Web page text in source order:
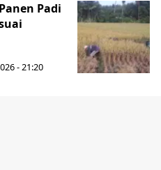
Padi
- 21:20